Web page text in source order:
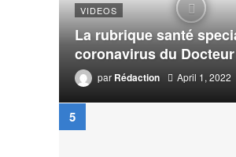
VIDEOS
La rubrique santé
coronavirus du
par Rédaction April 1, 2022